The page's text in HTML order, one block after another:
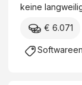
keine
€ 6.071